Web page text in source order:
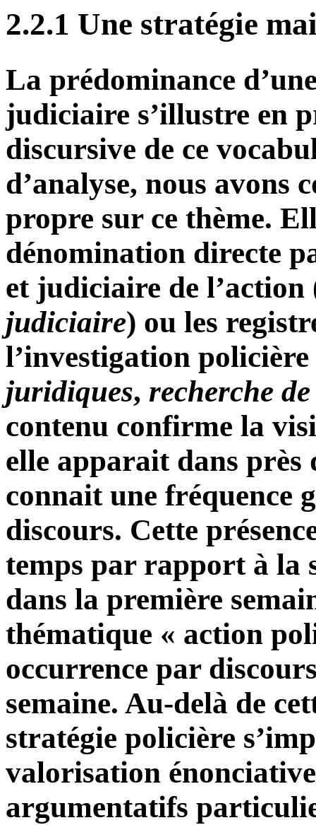
2.2.1 Une stratégie
La prédominance
judiciaire s’illustre en
discursive de ce
d’analyse, nous avons
propre sur ce thème.
dénomination directe
et judiciaire de l’action
judiciaire) ou les
l’investigation policière
juridiques, recherche
contenu confirme la
elle apparait dans près
connait une fréquence
discours. Cette
temps par rapport à la
dans la première
thématique « action
occurrence par
semaine. Au-delà de
stratégie policière
valorisation
argumentatifs